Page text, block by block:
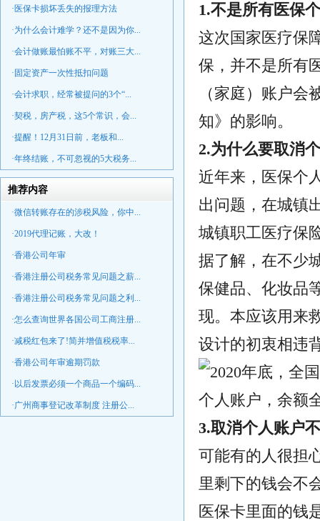
·医保卡损坏丢失的报理方法
·为什么会计难学？还不是因为你...
·会计做账最怕账不平，对账三大...
·固定资产一次性抵扣问题
·会计求职，经常被提问的3个“...
·契税，房产税，这5个常识，会...
·提醒！12月31日前，老板和...
·年终结账，不可忽视的5大税务...
推荐内容
·微信转账存在的涉税风险，你中...
·2019代理记账，大改！
·香港公司年审
·香港注册公司税务常见问题之薪...
·香港注册公司税务常见问题之利...
·怎么查询世界各国公司工商注册...
·减税红包来了!简并增值税税率...
·香港公司年审逾期罚款
·以后发票必须一个商品一个编码...
·广州商事登记改革制度 注册公...
1.不是所有医保
这次国家医疗保
保，并不是所有
（家庭）账户
知》的影响。
2.为什么要取消
近年来，医保个
出问题，在城镇
城镇职工医疗保
据了解，在不少
保健品、化妆品
现。本应该用来
设计的初衷相违
3.取消个人账户
可能有的人很担
里剩下的钱会不
医保卡里面的钱